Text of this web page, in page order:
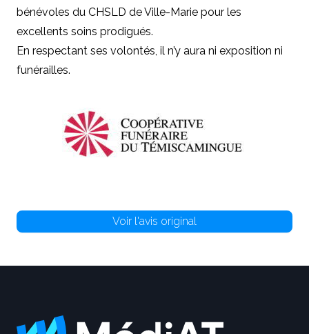
bénévoles du CHSLD de Ville-Marie pour les
excellents soins prodigués.
En respectant ses volontés, il n’y aura ni exposition ni
funérailles.
Voir l'avis original